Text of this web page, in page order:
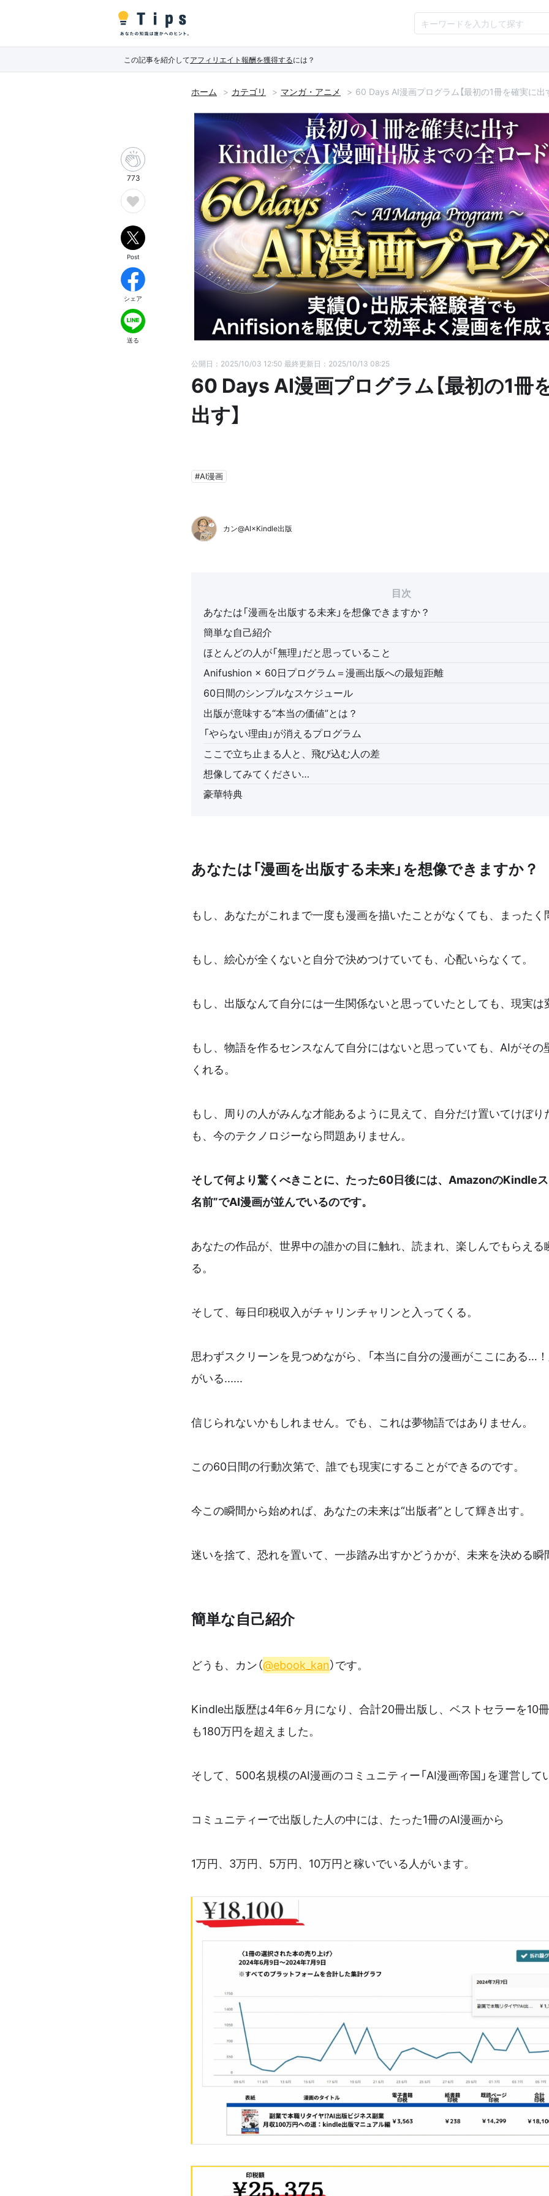
この記事を紹介してアフィリエイト報酬を獲得するには？
ホーム カテゴリ マンガ・アニメ 60 Days AI漫画プログラム【最初の1冊を確実に出
公開日：2025/10/03 12:50 最終更新日：2025/10/13 08:25
60 Days AI漫画プログラム【最初の1冊
出す】
#AI漫画
カン@AI×Kindle出版
目次
あなたは「漫画を出版する未来」を想像できますか？
簡単な自己紹介
ほとんどの人が「無理」だと思っていること
Anifushion × 60日プログラム＝漫画出版への最短距離
60日間のシンプルなスケジュール
出版が意味する“本当の価値”とは？
「やらない理由」が消えるプログラム
ここで立ち止まる人と、飛び込む人の差
想像してみてください…
豪華特典
あなたは「漫画を出版する未来」を想像できますか？
もし、あなたがこれまで一度も漫画を描いたことがなくても、まったく
もし、絵心が全くないと自分で決めつけていても、心配いらなくて。
もし、出版なんて自分には一生関係ないと思っていたとしても、現実は
もし、物語を作るセンスなんて自分にはないと思っていても、AIがその
くれる。
もし、周りの人がみんな才能あるように見えて、自分だけ置いてけぼり
も、今のテクノロジーなら問題ありません。
そして何より驚くべきことに、たった60日後には、AmazonのKindle
名前”でAI漫画が並んでいるのです。
あなたの作品が、世界中の誰かの目に触れ、読まれ、楽しんでもらえる
る。
そして、毎日印税収入がチャリンチャリンと入ってくる。
思わずスクリーンを見つめながら、「本当に自分の漫画がここにある…
がいる......
信じられないかもしれません。でも、これは夢物語ではありません。
この60日間の行動次第で、誰でも現実にすることができるのです。
今この瞬間から始めれば、あなたの未来は“出版者”として輝き出す。
迷いを捨て、恐れを置いて、一歩踏み出すかどうかが、未来を決める瞬
簡単な自己紹介
どうも、カン（@ebook_kan）です。
Kindle出版歴は4年6ヶ月になり、合計20冊出版し、ベストセラーを10
も180万円を超えました。
そして、500名規模のAI漫画のコミュニティー「AI漫画帝国」を運営して
コミュニティーで出版した人の中には、たった1冊のAI漫画から
1万円、3万円、5万円、10万円と稼いでいる人がいます。
773
Post
シェア
送る